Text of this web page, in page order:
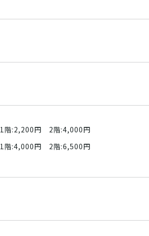
1階:2,200円 2階:4,000円
1階:4,000円 2階:6,500円